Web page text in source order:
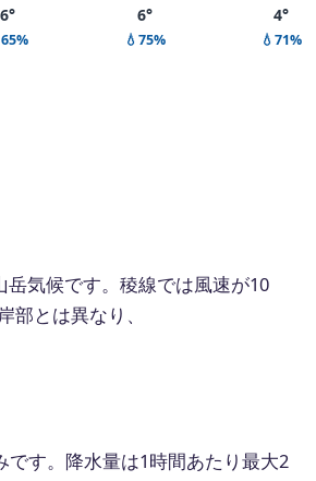
6° 6°
💧75%
4°
💧71%
気候です。稜線では風速が10
とは異なり、
です。降水量は1時間あたり最大2